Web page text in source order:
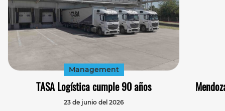
Management
TASA Logística cumple 90 años
23 de junio del 2026